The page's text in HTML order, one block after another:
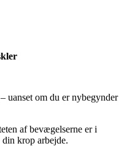
uanset om du er nybegynder
af bevægelserne er i
krop arbejde.